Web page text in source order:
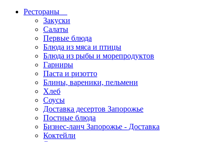
Рестораны
Закуски
Салаты
Первые блюда
Блюда из мяса и птицы
Блюда из рыбы и морепродуктов
Гарниры
Паста и ризотто
Блины, вареники, пельмени
Хлеб
Соусы
Доставка десертов Запорожье
Постные блюда
Бизнес-ланч Запорожье - Доставка
Коктейли